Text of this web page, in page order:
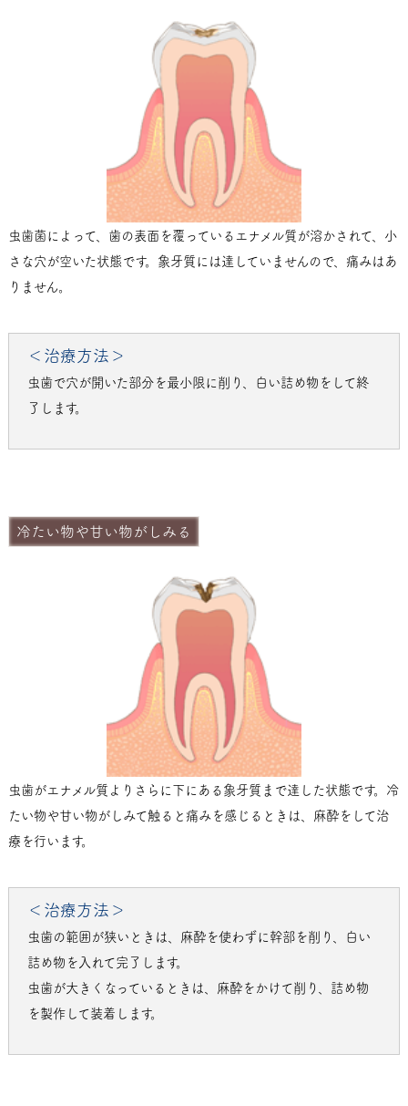
虫歯菌によって、歯の表面を覆っているエナメル質が溶かされて、小
さな穴が空いた状態です。象牙質には達していませんので、痛みはあ
りません。
＜治療方法＞
虫歯で穴が開いた部分を最小限に削り、白い詰め物をして終
了します。
冷たい物や甘い物がしみる
虫歯がエナメル質よりさらに下にある象牙質まで達した状態です。冷
たい物や甘い物がしみて触ると痛みを感じるときは、麻酔をして治
療を行います。
＜治療方法＞
虫歯の範囲が狭いときは、麻酔を使わずに幹部を削り、白い
詰め物を入れて完了します。
虫歯が大きくなっているときは、麻酔をかけて削り、詰め物
を製作して装着します。